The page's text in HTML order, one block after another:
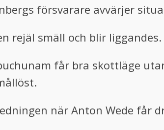
försvarare avvärjer
rejäl smäll och blir
får bra skottläge
när Anton Wede får